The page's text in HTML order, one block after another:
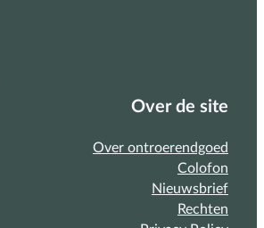
Over de site
Over ontroerendgoed
Colofon
Nieuwsbrief
Rechten